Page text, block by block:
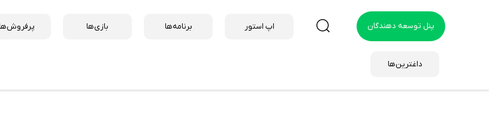
پنل توسعه دهندگان اپ استور برنامه‌ها بازی‌ها
داغترین‌ها